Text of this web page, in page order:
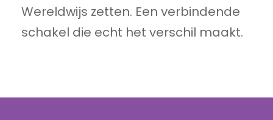
Wereldwijs zetten. Een verbindende
schakel die echt het verschil maakt.